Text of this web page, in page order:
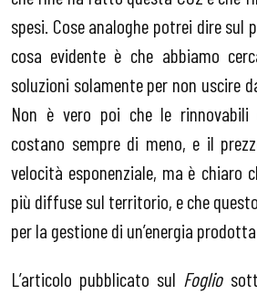
spesi. Cose analoghe potrei dire sul
cosa evidente è che abbiamo
soluzioni solamente per non uscire
Non è vero poi che le
costano sempre di meno, e il
velocità esponenziale, ma è chiaro
più diffuse sul territorio, e che
per la gestione di un’energia prodotta
L’articolo pubblicato sul Foglio